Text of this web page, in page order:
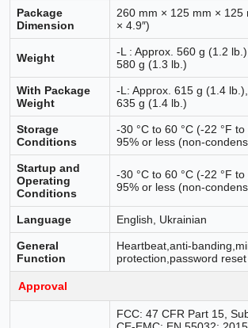
Package
Dimension
260 mm × 125 mm × 125
× 4.9″)
Weight
-L : Approx. 560 g (1.2
580 g (1.3 lb.)
With Package
Weight
-L: Approx. 615 g (1.4
635 g (1.4 lb.)
Storage
Conditions
-30 °C to 60 °C (-22 °F
95% or less (non-
Startup and
Operating
Conditions
-30 °C to 60 °C (-22 °F
95% or less (non-
Language English, Ukrainian
General
Function
Heartbeat,anti-
protection,password
Approval
FCC: 47 CFR Part 15,